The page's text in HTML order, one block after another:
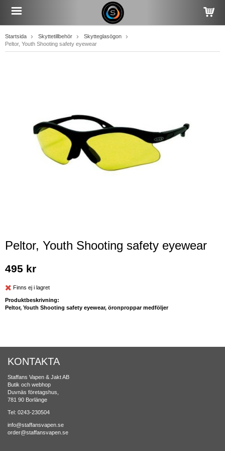
Startsida Skyttetillbehör
Skytteglasögon
Peltor, Youth Shooting safety eyewear
Peltor, Youth Shooting safety eyewear
495 kr
Finns ej i lagret
Produktbeskrivning:
Peltor, Youth Shooting safety eyewear, öronproppar medföljer
KONTAKTA
Staffans Vapen & Jakt AB
Butik och webhop
Duvnäs företagshus,
781 90 Borlänge
Tel: 0243-230504
info@staffansvapen.se
order@staffansvapen.se